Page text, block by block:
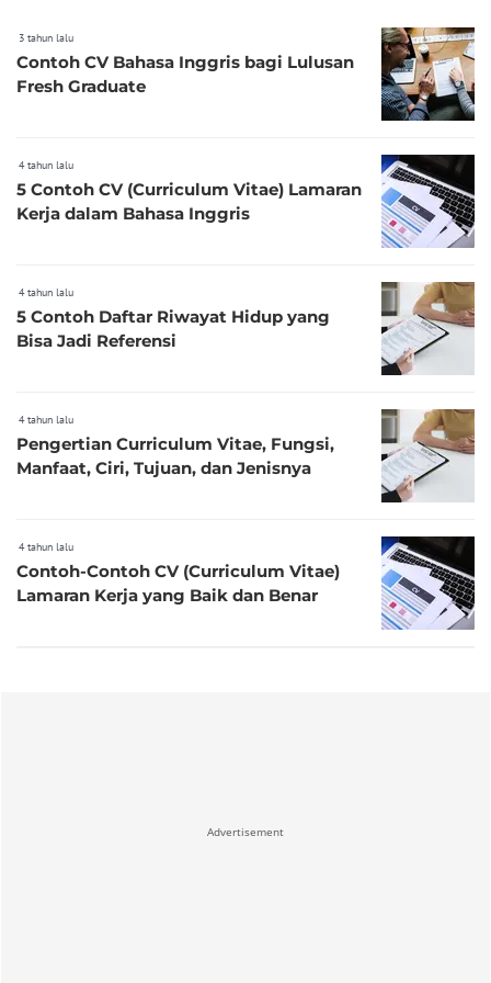
3 tahun lalu
Contoh CV Bahasa Inggris bagi Lulusan
Fresh Graduate
4 tahun lalu
5 Contoh CV (Curriculum Vitae) Lamaran
Kerja dalam Bahasa Inggris
4 tahun lalu
5 Contoh Daftar Riwayat Hidup yang
Bisa Jadi Referensi
4 tahun lalu
Pengertian Curriculum Vitae, Fungsi,
Manfaat, Ciri, Tujuan, dan Jenisnya
4 tahun lalu
Contoh-Contoh CV (Curriculum Vitae)
Lamaran Kerja yang Baik dan Benar
Advertisement